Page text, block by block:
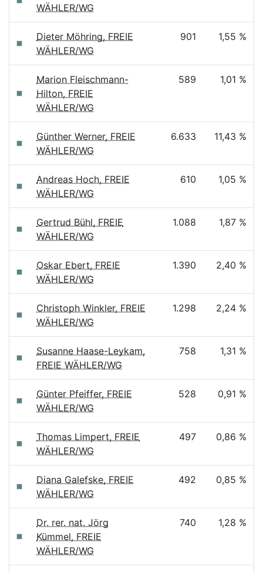
WÄHLER/WG
Dieter Möhring, FREIE
WÄHLER/WG
901 1,55 %
Marion Fleischmann-
Hilton, FREIE
WÄHLER/WG
589 1,01 %
Günther Werner, FREIE
WÄHLER/WG
6.633 11,43 %
Andreas Hoch, FREIE
WÄHLER/WG
610 1,05 %
Gertrud Bühl, FREIE
WÄHLER/WG
1.088 1,87 %
Oskar Ebert, FREIE
WÄHLER/WG
1.390 2,40 %
Christoph Winkler, FREIE
WÄHLER/WG
1.298 2,24 %
Susanne Haase-Leykam,
FREIE WÄHLER/WG
758 1,31 %
Günter Pfeiffer, FREIE
WÄHLER/WG
528 0,91 %
Thomas Limpert, FREIE
WÄHLER/WG
497 0,86 %
Diana Galefske, FREIE
WÄHLER/WG
492 0,85 %
Dr. rer. nat. Jörg
Kümmel, FREIE
WÄHLER/WG
740 1,28 %